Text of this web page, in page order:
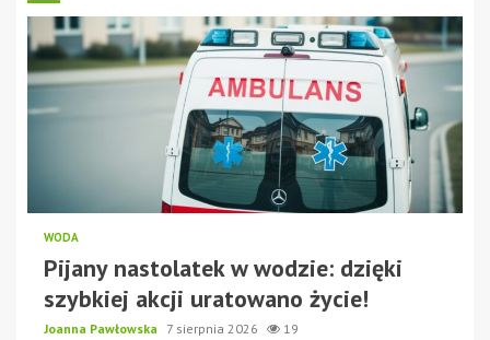
WODA
Pijany nastolatek w wodzie: dzięki
szybkiej akcji uratowano życie!
Joanna Pawłowska 7 sierpnia 2026 19